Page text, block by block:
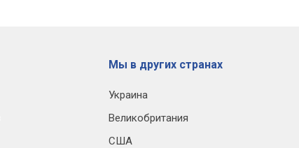
Мы в других странах
Украина
Великобритания
США